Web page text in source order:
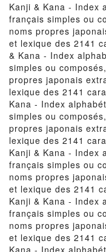
Kanji & Kana - Index
français simples ou
noms propres
et lexique des 2141
& Kana - Index
simples ou
propres japonais
lexique des 2141
Kana - Index
simples ou
propres japonais
lexique des 2141
Kanji & Kana - Index
français simples ou
noms propres
et lexique des 2141
Kanji & Kana - Index
français simples ou
noms propres
et lexique des 2141
Kana - Index